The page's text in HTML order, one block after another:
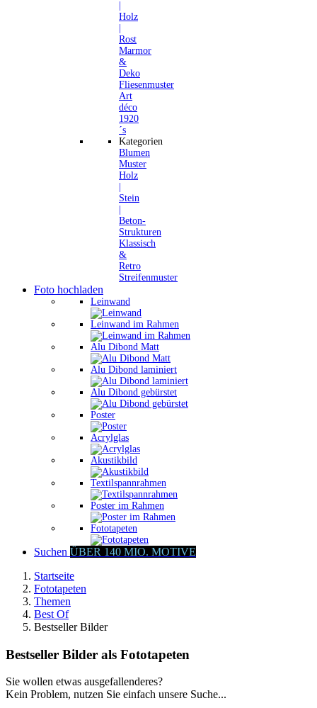
Holz
Rost
Marmor
&
Deko
Fliesenmuster
Art
déco
1920
´s
Kategorien
Blumen
Muster
Holz
Stein
Beton-
Strukturen
Klassisch
&
Retro
Streifenmuster
Foto hochladen
Leinwand
Leinwand im Rahmen
Alu Dibond Matt
Alu Dibond laminiert
Alu Dibond gebürstet
Poster
Acrylglas
Akustikbild
Textilspannrahmen
Poster im Rahmen
Fototapeten
Suchen ÜBER 140 MIO. MOTIVE
Startseite
Fototapeten
Themen
Best Of
Bestseller Bilder
Bestseller Bilder als Fototapeten
Sie wollen etwas ausgefallenderes?
Kein Problem, nutzen Sie einfach unsere Suche...